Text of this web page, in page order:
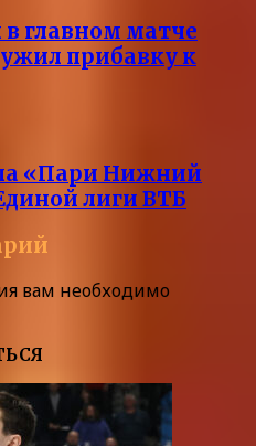
главном матче
прибавку к
«Пари Нижний
лиги ВТБ
вам необходимо